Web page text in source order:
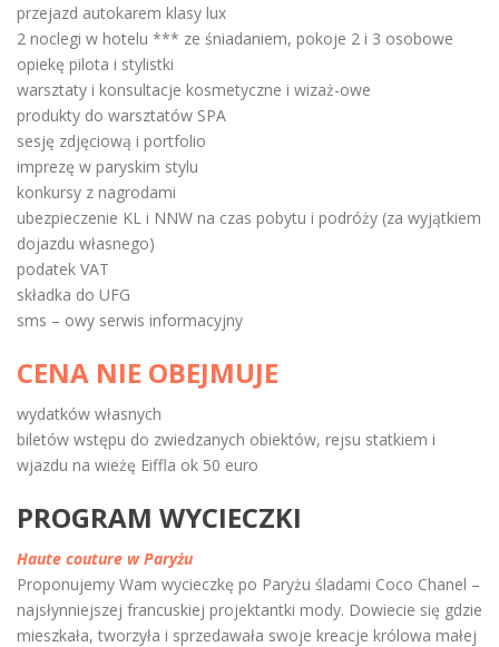
przejazd autokarem klasy lux
2 noclegi w hotelu *** ze śniadaniem, pokoje 2 i 3 osobowe
opiekę pilota i stylistki
warsztaty i konsultacje kosmetyczne i wizaż-owe
produkty do warsztatów SPA
sesję zdjęciową i portfolio
imprezę w paryskim stylu
konkursy z nagrodami
ubezpieczenie KL i NNW na czas pobytu i podróży (za wyjątkiem
dojazdu własnego)
podatek VAT
składka do UFG
sms – owy serwis informacyjny
CENA NIE OBEJMUJE
wydatków własnych
biletów wstępu do zwiedzanych obiektów, rejsu statkiem i
wjazdu na wieżę Eiffla ok 50 euro
PROGRAM WYCIECZKI
Haute couture w Paryżu
Proponujemy Wam wycieczkę po Paryżu śladami Coco Chanel –
najsłynniejszej francuskiej projektantki mody. Dowiecie się gdzie
mieszkała, tworzyła i sprzedawała swoje kreacje królowa małej